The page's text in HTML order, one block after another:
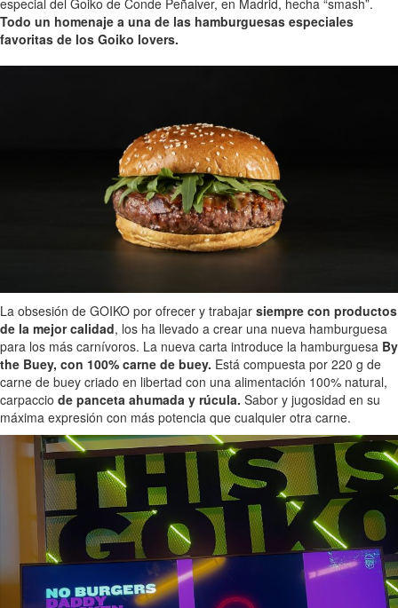
Todo un homenaje a una de las hamburguesas especiales
favoritas de los Goiko lovers.
La obsesión de GOIKO por ofrecer y trabajar siempre con productos
de la mejor calidad, los ha llevado a crear una nueva hamburguesa
para los más carnívoros. La nueva carta introduce la hamburguesa By
the Buey, con 100% carne de buey. Está compuesta por 220 g de
carne de buey criado en libertad con una alimentación 100% natural,
carpaccio de panceta ahumada y rúcula. Sabor y jugosidad en su
máxima expresión con más potencia que cualquier otra carne.